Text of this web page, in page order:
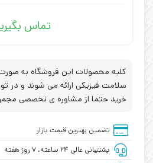
تماس
کلیه محصولات این فروشگاه به
سلامت فیزیکی ارائه می شوند و در
خرید حتما از مشاوره ی تخصصی
تضمین بهترین قیمت بازار
پشتیبانی عالی ۲۴ ساعته، ۷ روز هفته